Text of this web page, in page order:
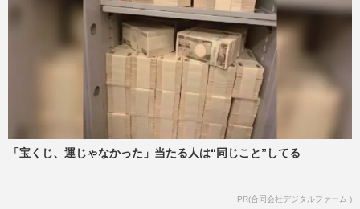
「宝くじ、運じゃなかった」当たる人は“同じこと”してる
PR(合同会社デジタルファーム )